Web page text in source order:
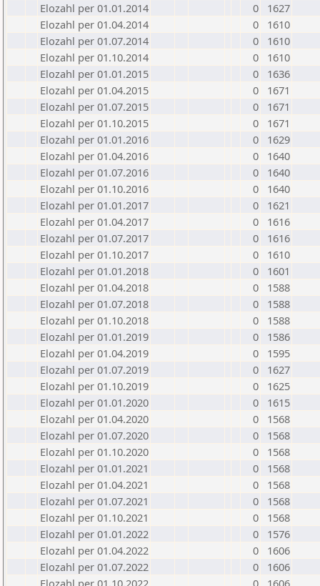
Elozahl per 01.01.2014
0
1627
Elozahl per 01.04.2014
0
1610
Elozahl per 01.07.2014
0
1610
Elozahl per 01.10.2014
0
1610
Elozahl per 01.01.2015
0
1636
Elozahl per 01.04.2015
0
1671
Elozahl per 01.07.2015
0
1671
Elozahl per 01.10.2015
0
1671
Elozahl per 01.01.2016
0
1629
Elozahl per 01.04.2016
0
1640
Elozahl per 01.07.2016
0
1640
Elozahl per 01.10.2016
0
1640
Elozahl per 01.01.2017
0
1621
Elozahl per 01.04.2017
0
1616
Elozahl per 01.07.2017
0
1616
Elozahl per 01.10.2017
0
1610
Elozahl per 01.01.2018
0
1601
Elozahl per 01.04.2018
0
1588
Elozahl per 01.07.2018
0
1588
Elozahl per 01.10.2018
0
1588
Elozahl per 01.01.2019
0
1586
Elozahl per 01.04.2019
0
1595
Elozahl per 01.07.2019
0
1627
Elozahl per 01.10.2019
0
1625
Elozahl per 01.01.2020
0
1615
Elozahl per 01.04.2020
0
1568
Elozahl per 01.07.2020
0
1568
Elozahl per 01.10.2020
0
1568
Elozahl per 01.01.2021
0
1568
Elozahl per 01.04.2021
0
1568
Elozahl per 01.07.2021
0
1568
Elozahl per 01.10.2021
0
1568
Elozahl per 01.01.2022
0
1576
Elozahl per 01.04.2022
0
1606
Elozahl per 01.07.2022
0
1606
Elozahl per 01.10.2022
0
1606